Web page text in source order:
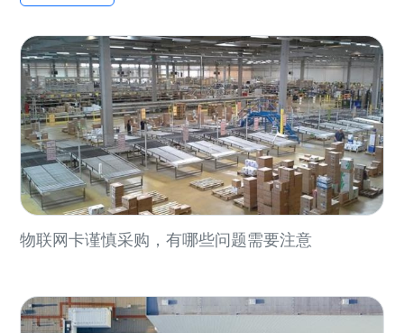
物联网卡谨慎采购，有哪些问题需要注意